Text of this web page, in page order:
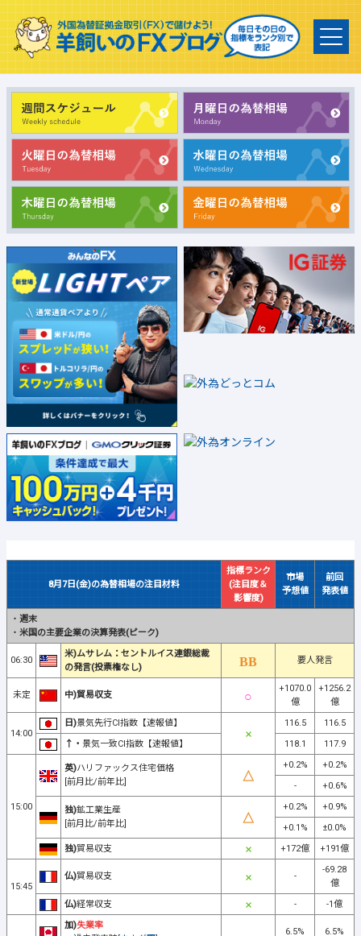
8月7日(金)の為替相場の注目材料
指標ランク
(注目度＆
影響度)
市場
予想値
前回
発表値
・ 週末
・ 米国の主要企業の決算発表(ピーク)
06:30
米)ムサレム：セントルイス連銀総裁
の発言(投票権なし)
要人発言
未定 中)貿易収支
+1070.0
億
+1256.2
億
14:00
日)景気先行CI指数【速報値】 116.5
116.5
↑・ 景気一致CI指数【速報値】 118.1 117.9
15:00
英)ハリファックス住宅価格
[前月比/前年比]
+0.2%
+0.2%
-
+0.6%
独)鉱工業生産
[前月比/前年比]
+0.2%
+0.9%
+0.1%
±0.0%
独)貿易収支 +172億 +191億
15:45
仏)貿易収支 -
-69.28
億
仏)経常収支 - -1億
加)失業率
6.5% 6.5%